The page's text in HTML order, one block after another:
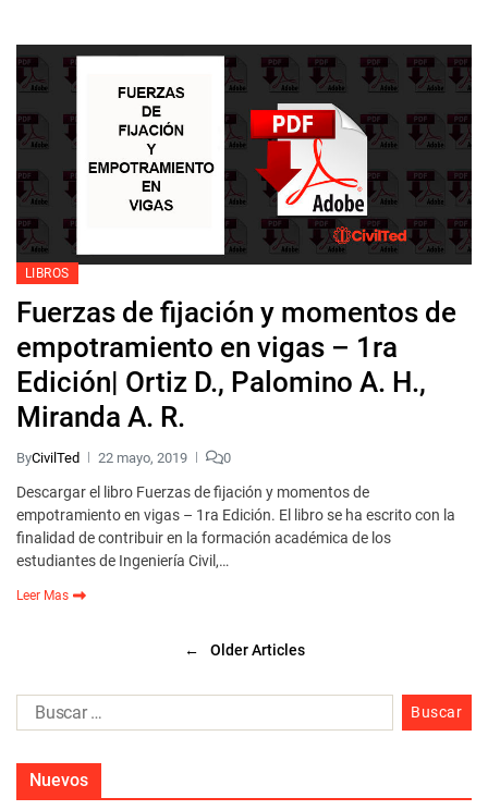
LIBROS
Fuerzas de fijación y momentos de
empotramiento en vigas – 1ra
Edición| Ortiz D., Palomino A. H.,
Miranda A. R.
ByCivilTed 22 mayo, 2019 0
Descargar el libro Fuerzas de fijación y momentos de
empotramiento en vigas – 1ra Edición. El libro se ha escrito con la
finalidad de contribuir en la formación académica de los
estudiantes de Ingeniería Civil,…
Leer Mas
← Older Articles
Nuevos